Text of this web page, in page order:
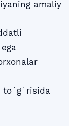
amaliy